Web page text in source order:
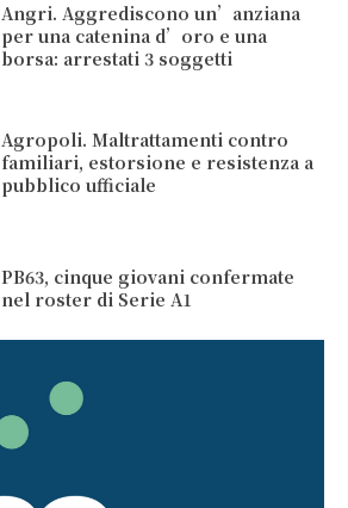
Angri. Aggrediscono un’anziana
per una catenina d’oro e una
borsa: arrestati 3 soggetti
Agropoli. Maltrattamenti contro
familiari, estorsione e resistenza a
pubblico ufficiale
PB63, cinque giovani confermate
nel roster di Serie A1